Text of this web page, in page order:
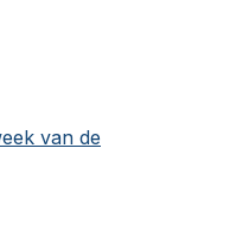
van de